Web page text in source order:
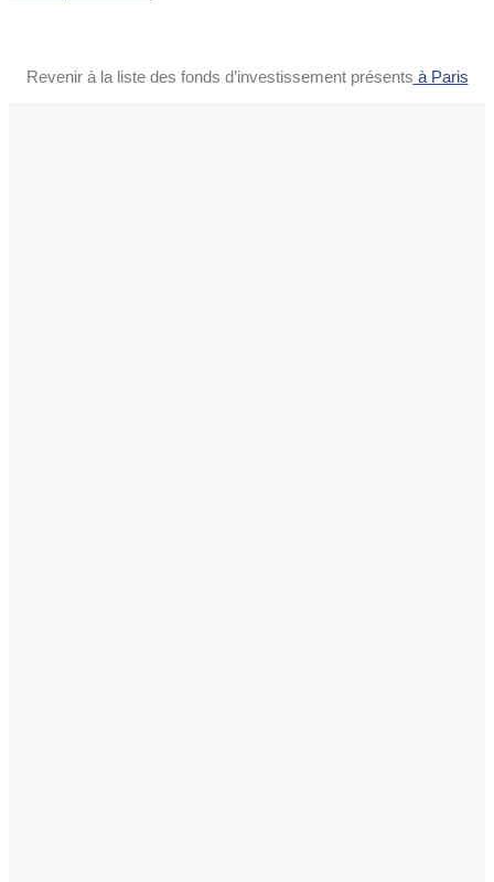
Revenir à la liste des fonds d’investissement présents à Paris